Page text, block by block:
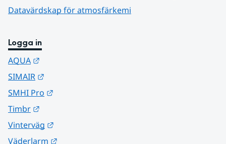
Datavärdskap för atmosfärkemi
Logga in
AQUA
SIMAIR
SMHI Pro
Timbr
Vinterväg
Väderlarm